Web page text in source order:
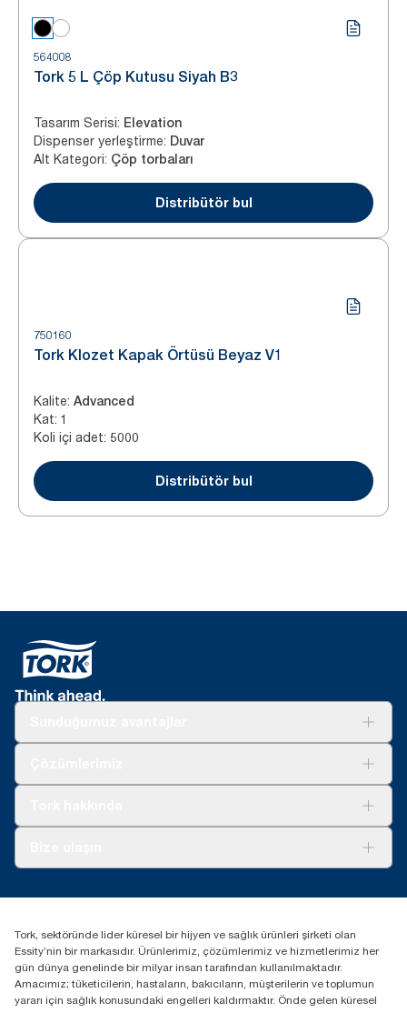
564008
Tork 5 L Çöp Kutusu Siyah B3
Tasarım Serisi: Elevation
Dispenser yerleştirme: Duvar
Alt Kategori: Çöp torbaları
Distribütör bul
750160
Tork Klozet Kapak Örtüsü Beyaz V1
Kalite: Advanced
Kat: 1
Koli içi adet: 5000
Distribütör bul
(+90) 216 560 13 00
Essity Turkey Hijyen Ürünleri Sanayi ve Ticaret
Anonim Şirketi Kuriş Kule İş Merkezi, Cevizli Mah.
D-100 Güney Yan Yol Cad. No 2
K:9 34953 Kartal / Istanbul / Turkey
Tork, sektöründe lider küresel bir hijyen ve sağlık ürünleri şirketi olan
Essity’nin bir markasıdır. Ürünlerimiz, çözümlerimiz ve hizmetlerimiz her
gün dünya genelinde bir milyar insan tarafından kullanılmaktadır.
Amacımız; tüketicilerin, hastaların, bakıcıların, müşterilerin ve toplumun
yararı için sağlık konusundaki engelleri kaldırmaktır. Önde gelen küresel